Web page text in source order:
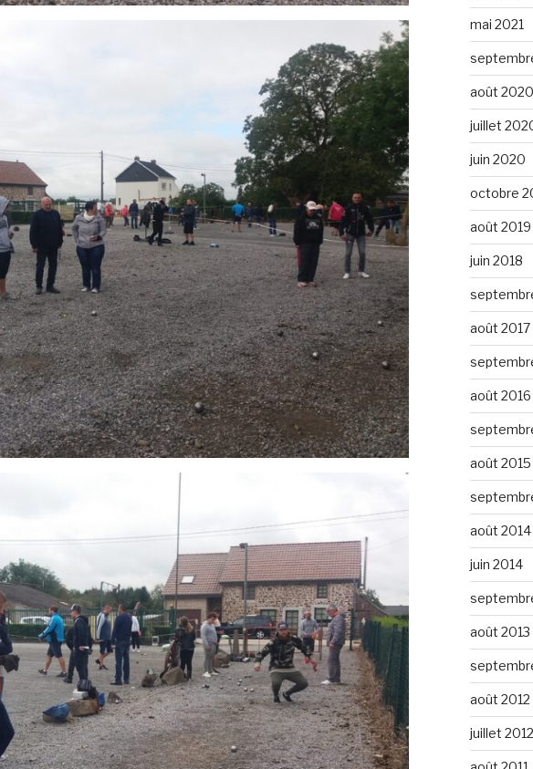
mai 2021
août 2020
juillet
juin 2020
octobre
août 2019
juin 2018
août 2017
août 2016
août 2015
août 2014
juin 2014
août 2013
août 2012
juillet 2012